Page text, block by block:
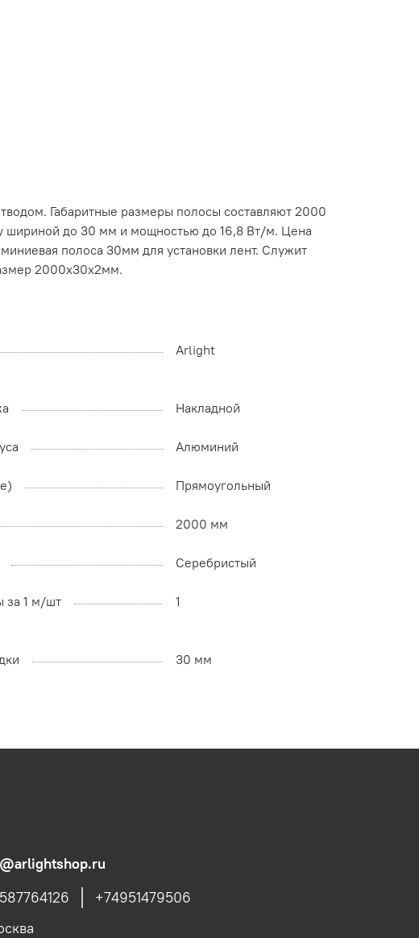
Габаритные размеры полосы составляют 2000
шириной до 30 мм и мощностью до 16,8 Вт/м. Цена
полоса 30мм для установки лент. Служит
2000х30х2мм.
Arlight
Накладной
Алюминий
Прямоугольный
2000 мм
Серебристый
за 1 м/шт 1
30 мм
+74951479506